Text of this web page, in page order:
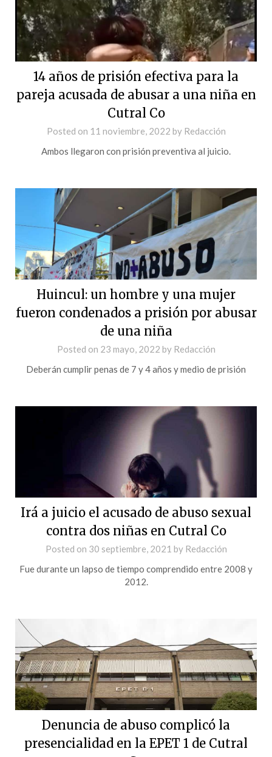
14 años de prisión efectiva para la
pareja acusada de abusar a una niña en
Cutral Co
Posted on 11 noviembre, 2022 by Redacción
Ambos llegaron con prisión preventiva al juicio.
Huincul: un hombre y una mujer
fueron condenados a prisión por abusar
de una niña
Posted on 23 mayo, 2022 by Redacción
Deberán cumplir penas de 7 y 4 años y medio de prisión
Irá a juicio el acusado de abuso sexual
contra dos niñas en Cutral Co
Posted on 30 septiembre, 2021 by Redacción
Fue durante un lapso de tiempo comprendido entre 2008 y
2012.
Denuncia de abuso complicó la
presencialidad en la EPET 1 de Cutral